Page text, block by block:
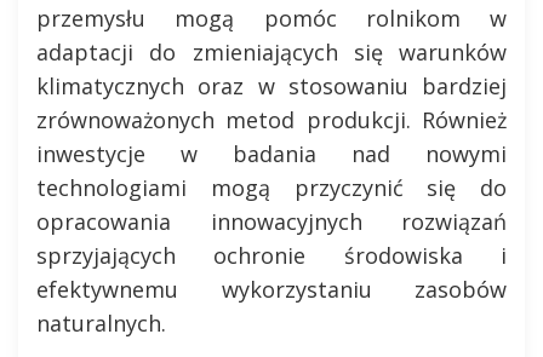
przemysłu mogą pomóc rolnikom w
adaptacji do zmieniających się warunków
klimatycznych oraz w stosowaniu bardziej
zrównoważonych metod produkcji. Również
inwestycje w badania nad nowymi
technologiami mogą przyczynić się do
opracowania innowacyjnych rozwiązań
sprzyjających ochronie środowiska i
efektywnemu wykorzystaniu zasobów
naturalnych.